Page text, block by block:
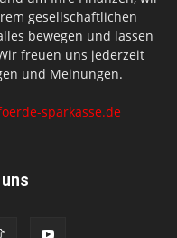
gesellschaftlichen
bewegen und lassen
freuen uns jederzeit
und Meinungen.
sparkasse.de